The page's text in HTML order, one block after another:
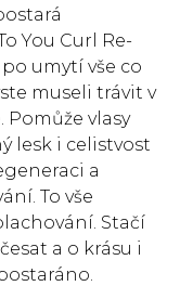
You Curl Re-
umytí vše co
museli trávit v
Pomůže vlasy
lesk i celistvost
a
To vše
Stačí
a o krásu i